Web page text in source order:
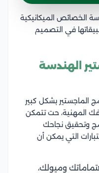
الخصائص الميكانيكية
في التصميم
الهندسة
الماجستير بشكل كبير
المهنية، حت تتمكن
وتحقيق نجاحك
التي يمكن أن
وميولك،